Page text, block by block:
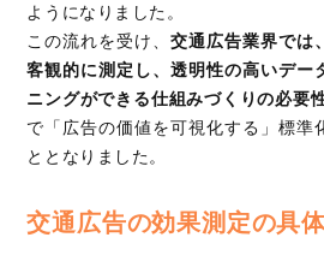
ようになりました。
この流れを受け、 交通広告業界では
客観的に測定し、透明性の高いデー
ニングができる仕組みづくりの必要
で「広告の価値を可視化する」標準
ととなりました。
交通広告の効果測定の具